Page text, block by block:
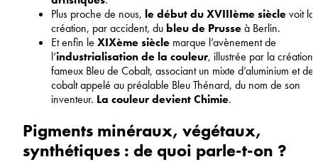
Plus proche de nous, le début du XVIIIème sièclevoit la
création, par accident, du bleu de Prusseà Berlin.
Et enfin le XIXème siècle marque l’avènement de
l’industrialisation de la couleur, illustrée par la création
fameux Bleu de Cobalt, associant un mixte d’aluminium et de
cobalt appelé au préalable Bleu Thénard, du nom de son
inventeur. La couleur devient Chimie.
Pigments minéraux, végétaux,
synthétiques : de quoi parle-t-on ?